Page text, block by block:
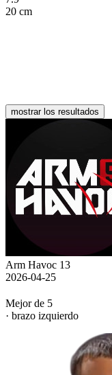
20 cm
mostrar los resultados
Arm Havoc 13
2026-04-25
Mejor de 5
· brazo izquierdo